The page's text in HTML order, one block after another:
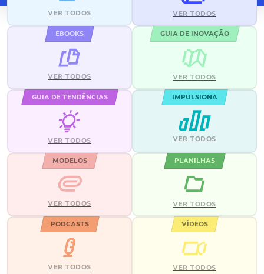
VER TODOS VER TODOS
EBOOKS
VER TODOS
GUIA DE INOVAÇÃO
VER TODOS
GUIA DE TENDÊNCIAS
VER TODOS
IMPULSIONA
VER TODOS
MODELOS
VER TODOS
PLANILHAS
VER TODOS
PODCASTS
VER TODOS
VÍDEOS
VER TODOS